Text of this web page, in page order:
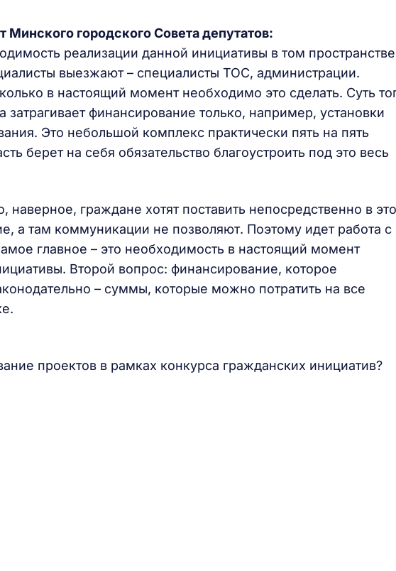
Минского городского Совета депутатов:
реализации данной инициативы в том
выезжают – специалисты ТОС, администрации.
в настоящий момент необходимо это сделать. Суть
затрагивает финансирование только, например, установки
Это небольшой комплекс практически пять на пять
берет на себя обязательство благоустроить под это весь
наверное, граждане хотят поставить непосредственно в
а там коммуникации не позволяют. Поэтому идет работа с
главное – это необходимость в настоящий момент
Второй вопрос: финансирование, которое
– суммы, которые можно потратить на все
проектов в рамках конкурса гражданских инициатив?